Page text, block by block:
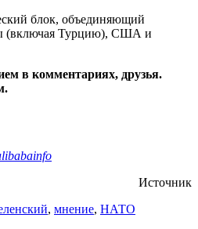
блок, объединяющий
(включая Турцию), США и
в комментариях, друзья.
Источник
, мнение, НАТО